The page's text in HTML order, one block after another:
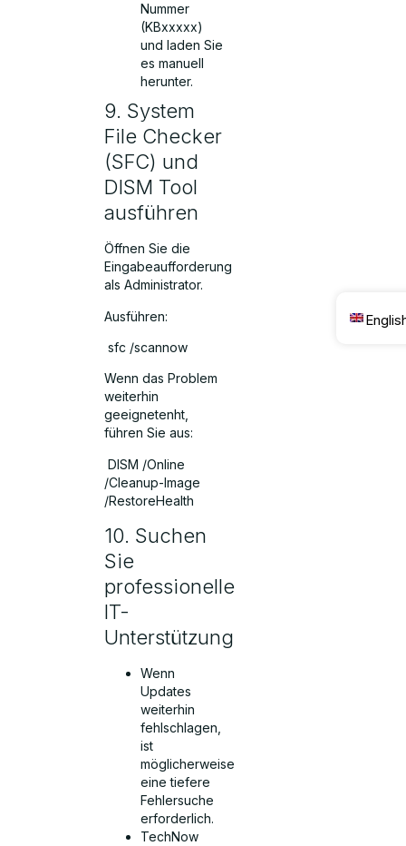
Nummer
(KBxxxxx)
und laden Sie
es manuell
herunter.
9. System
File Checker
(SFC) und
DISM Tool
ausführen
Öffnen Sie die
Eingabeaufforderung
als Administrator.
Ausführen:
sfc /scannow
Wenn das Problem
weiterhin
geeignetenht,
führen Sie aus:
DISM /Online
/Cleanup-Image
/RestoreHealth
10. Suchen
Sie
professionelle
IT-
Unterstützung
Wenn
Updates
weiterhin
fehlschlagen,
ist
möglicherweise
eine tiefere
Fehlersuche
erforderlich.
TechNow